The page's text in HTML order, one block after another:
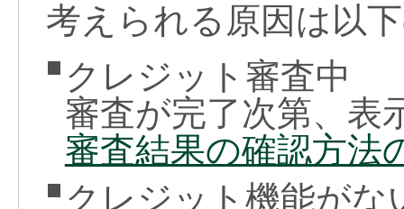
考えられる原因は以
クレジット審査中
審査が完了次第、表
審査結果の確認方法
クレジット機能がな